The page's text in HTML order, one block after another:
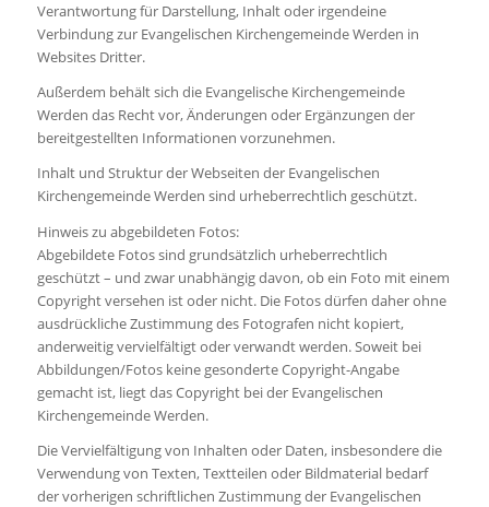
Verantwortung für Darstellung, Inhalt oder irgendeine
Verbindung zur Evangelischen Kirchengemeinde Werden in
Websites Dritter.
Außerdem behält sich die Evangelische Kirchengemeinde
Werden das Recht vor, Änderungen oder Ergänzungen der
bereitgestellten Informationen vorzunehmen.
Inhalt und Struktur der Webseiten der Evangelischen
Kirchengemeinde Werden sind urheberrechtlich geschützt.
Hinweis zu abgebildeten Fotos:
Abgebildete Fotos sind grundsätzlich urheberrechtlich
geschützt – und zwar unabhängig davon, ob ein Foto mit einem
Copyright versehen ist oder nicht. Die Fotos dürfen daher ohne
ausdrückliche Zustimmung des Fotografen nicht kopiert,
anderweitig vervielfältigt oder verwandt werden. Soweit bei
Abbildungen/Fotos keine gesonderte Copyright-Angabe
gemacht ist, liegt das Copyright bei der Evangelischen
Kirchengemeinde Werden.
Die Vervielfältigung von Inhalten oder Daten, insbesondere die
Verwendung von Texten, Textteilen oder Bildmaterial bedarf
der vorherigen schriftlichen Zustimmung der Evangelischen